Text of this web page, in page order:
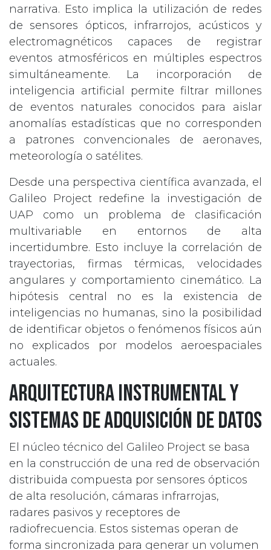
narrativa. Esto implica la utilización de redes
de sensores ópticos, infrarrojos, acústicos y
electromagnéticos capaces de registrar
eventos atmosféricos en múltiples espectros
simultáneamente. La incorporación de
inteligencia artificial permite filtrar millones
de eventos naturales conocidos para aislar
anomalías estadísticas que no corresponden
a patrones convencionales de aeronaves,
meteorología o satélites.
Desde una perspectiva científica avanzada, el
Galileo Project redefine la investigación de
UAP como un problema de clasificación
multivariable en entornos de alta
incertidumbre. Esto incluye la correlación de
trayectorias, firmas térmicas, velocidades
angulares y comportamiento cinemático. La
hipótesis central no es la existencia de
inteligencias no humanas, sino la posibilidad
de identificar objetos o fenómenos físicos aún
no explicados por modelos aeroespaciales
actuales.
Arquitectura instrumental y
sistemas de adquisición de datos
El núcleo técnico del Galileo Project se basa
en la construcción de una red de observación
distribuida compuesta por sensores ópticos
de alta resolución, cámaras infrarrojas,
radares pasivos y receptores de
radiofrecuencia. Estos sistemas operan de
forma sincronizada para generar un volumen